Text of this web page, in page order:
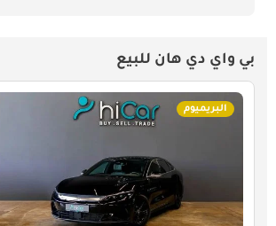
بي واي دي هان للبيع
البريميوم